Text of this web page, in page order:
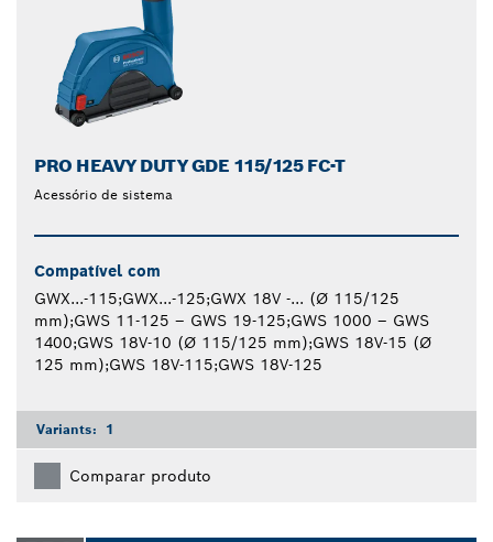
PRO HEAVY DUTY GDE 115/125 FC-T
Acessório de sistema
Compatível com
GWX...-115;GWX...-125;GWX 18V -... (Ø 115/125
mm);GWS 11-125 – GWS 19-125;GWS 1000 – GWS
1400;GWS 18V-10 (Ø 115/125 mm);GWS 18V-15 (Ø
125 mm);GWS 18V-115;GWS 18V-125
Variants: 1
Comparar produto